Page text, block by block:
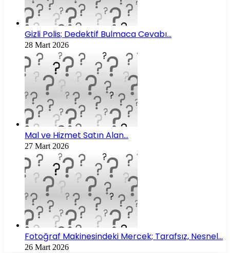
Gizli Polis; Dedektif Bulmaca Cevabı…
28 Mart 2026
Mal ve Hizmet Satın Alan…
27 Mart 2026
Fotoğraf Makinesindeki Mercek; Tarafsız, Nesnel…
26 Mart 2026